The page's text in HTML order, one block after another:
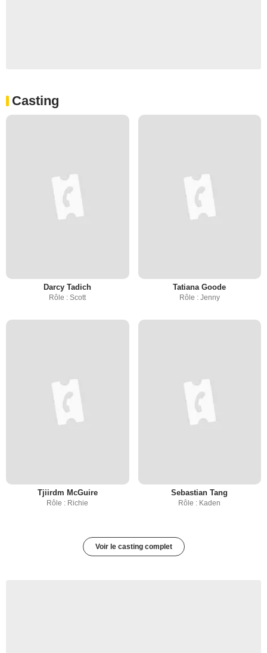
Casting
Darcy Tadich
Rôle : Scott
Tatiana Goode
Rôle : Jenny
Tjiirdm McGuire
Rôle : Richie
Sebastian Tang
Rôle : Kaden
Voir le casting complet